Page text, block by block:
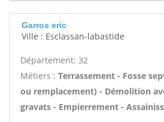
Garros eric
Ville : Esclassan-labastide
Département: 32
Métiers : Terrassement - Fosse
ou remplacement) - Démolition
gravats - Empierrement -